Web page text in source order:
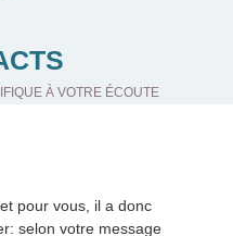
À VOTRE ÉCOUTE
pour vous, il a donc
selon votre message